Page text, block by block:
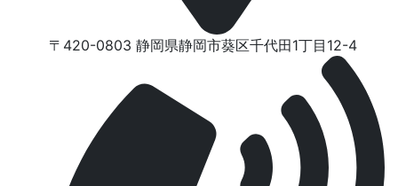
〒420-0803 静岡県静岡市葵区千代⽥1丁⽬12-4